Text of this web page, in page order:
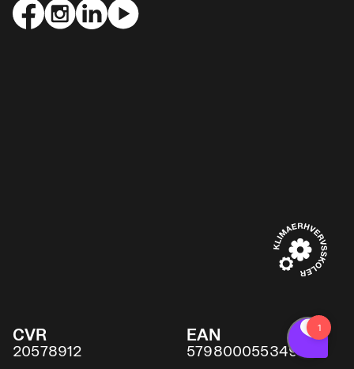
CVR
20578912
EAN
5798000553491